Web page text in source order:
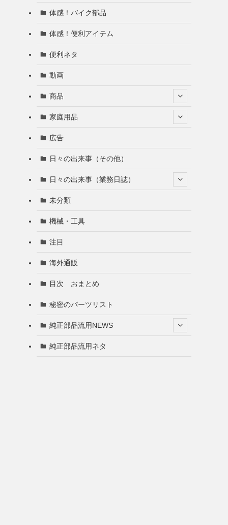
体感！バイク部品
体感！便利アイテム
便利ネタ
動画
商品
家庭用品
広告
日々の出来事（その他）
日々の出来事（業務日誌）
未分類
機械・工具
注目
海外通販
目次 おまとめ
秘密のパーツリスト
純正部品流用NEWS
純正部品流用ネタ